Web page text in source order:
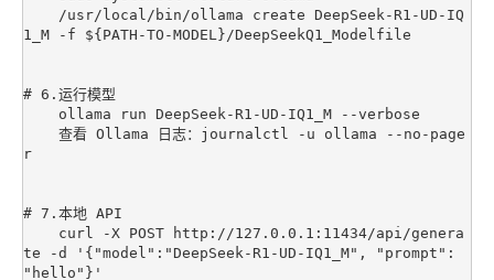
1_M -f ${PATH-TO-MODEL}/DeepSeekQ1_Modelfile
# 6.运行模型
r
# 7.本地 API
te -d '{"model":"DeepSeek-R1-UD-IQ1_M", "prompt":